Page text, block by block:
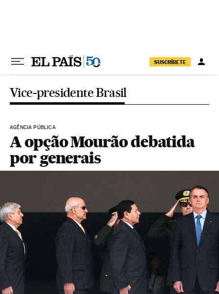
SUSCRÍBETE
Vice-presidente Brasil
AGÊNCIA PÚBLICA
A opção Mourão debatida
por generais